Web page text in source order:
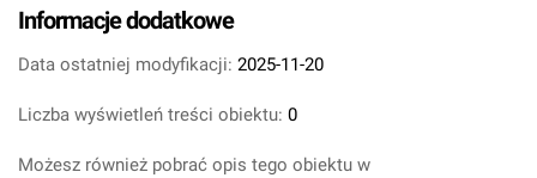
Informacje dodatkowe
Data ostatniej modyfikacji: 2025-11-20
Liczba wyświetleń treści obiektu: 0
Możesz również pobrać opis tego obiektu w